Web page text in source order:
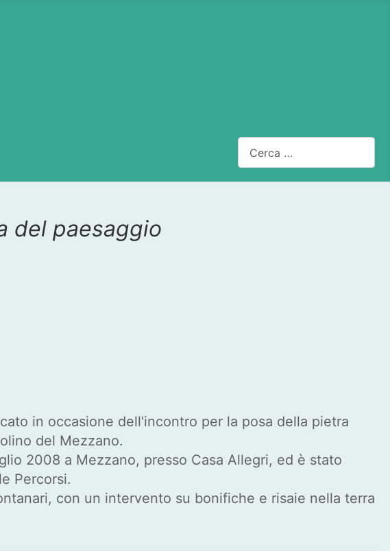
Cerca
del paesaggio
in occasione dell'incontro per la posa della pietra
del Mezzano.
2008 a Mezzano, presso Casa Allegri, ed è stato
Percorsi.
con un intervento su bonifiche e risaie nella terra